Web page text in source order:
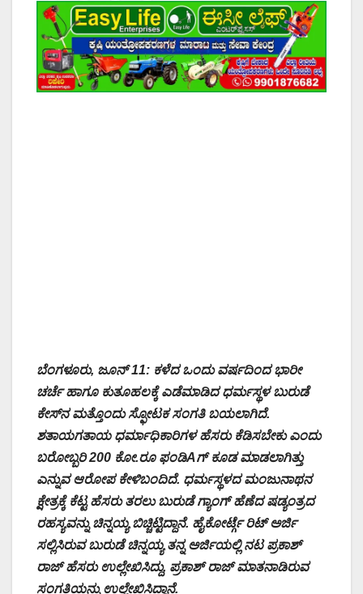
ಬೆಂಗಳೂರು, ಜೂನ್ 11: ಕಳೆದ ಒಂದು ವರ್ಷದಿಂದ ಭಾರೀ
ಚರ್ಚೆ ಹಾಗೂ ಕುತೂಹಲಕ್ಕೆ ಎಡೆಮಾಡಿದ ಧರ್ಮಸ್ಥಳ ಬುರುಡೆ
ಕೇಸ್‌ನ ಮತ್ತೊಂದು ಸ್ಫೋಟಕ ಸಂಗತಿ ಬಯಲಾಗಿದೆ.
ಶತಾಯಗತಾಯ ಧರ್ಮಾಧಿಕಾರಿಗಳ ಹೆಸರು ಕೆಡಿಸಬೇಕು ಎಂದು
ಬರೋಬ್ಬರಿ 200 ಕೋ.ರೂ ಫಂಡಿAಗ್ ಕೂಡ ಮಾಡಲಾಗಿತ್ತು
ಎನ್ನುವ ಆರೋಪ ಕೇಳಿಬಂದಿದೆ. ಧರ್ಮಸ್ಥಳದ ಮಂಜುನಾಥನ
ಕ್ಷೇತ್ರಕ್ಕೆ ಕೆಟ್ಟ ಹೆಸರು ತರಲು ಬುರುಡೆ ಗ್ಯಾಂಗ್ ಹೆಣೆದ ಷಡ್ಯಂತ್ರದ
ರಹಸ್ಯವನ್ನು ಚಿನ್ನಯ್ಯ ಬಿಚ್ಚಿಟ್ಟಿದ್ದಾನೆ. ಹೈಕೋರ್ಟ್ಗೆ ರಿಟ್ ಅರ್ಜಿ
ಸಲ್ಲಿಸಿರುವ ಬುರುಡೆ ಚಿನ್ನಯ್ಯ ತನ್ನ ಅರ್ಜಿಯಲ್ಲಿ ನಟ ಪ್ರಕಾಶ್
ರಾಜ್ ಹೆಸರು ಉಲ್ಲೇಖಿಸಿದ್ದು, ಪ್ರಕಾಶ್ ರಾಜ್ ಮಾತನಾಡಿರುವ
ಸಂಗತಿಯನ್ನು ಉಲ್ಲೇಖಿಸಿದ್ದಾನೆ.